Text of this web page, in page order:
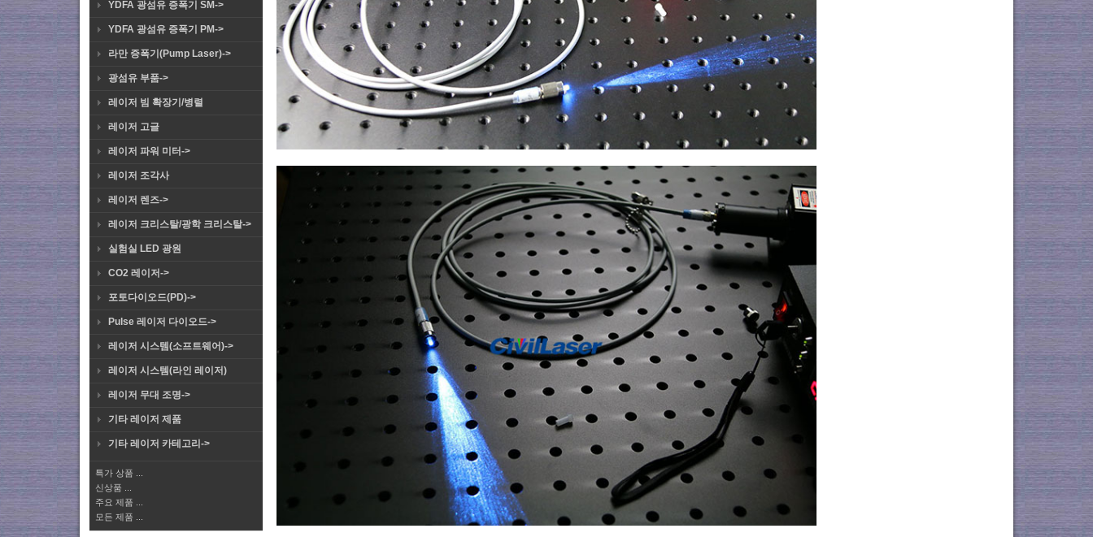
YDFA 광섬유 증폭기 SM->
YDFA 광섬유 증폭기 PM->
라만 증폭기(Pump Laser)->
광섬유 부품->
레이저 빔 확장기/병렬
레이저 고글
레이저 파워 미터->
레이저 조각사
레이저 렌즈->
레이저 크리스탈/광학 크리스탈->
실험실 LED 광원
CO2 레이저->
포토다이오드(PD)->
Pulse 레이저 다이오드->
레이저 시스템(소프트웨어)->
레이저 시스템(라인 레이저)
레이저 무대 조명->
기타 레이저 제품
기타 레이저 카테고리->
특가 상품 ...
신상품 ...
주요 제품 ...
모든 제품 ...